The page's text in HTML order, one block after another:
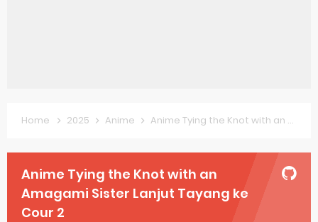
Medalist Anime Get 2027 Movie
Mistress Kanan is Devilishly Easy April Premiere
Sakuna: Of Rice and Ruin Sequel Novel Gets TV Anime
Home 2025 Anime Anime Tying the Knot with an Amagami Sister Lanjut Tayang ke Cour 2
Anime Tying the Knot with an
Amagami Sister Lanjut Tayang ke
Cour 2